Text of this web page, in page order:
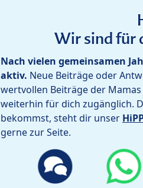
Wir sind für
Nach vielen gemeinsamen
aktiv. Neue Beiträge oder
wertvollen Beiträge der
weiterhin für dich zugänglich.
bekommst, steht dir unser
gerne zur Seite.